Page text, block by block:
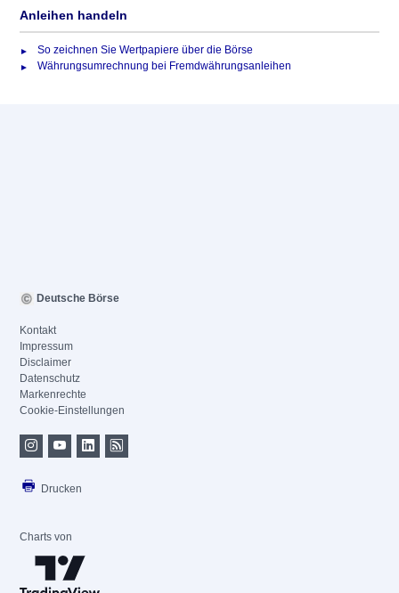
Anleihen handeln
So zeichnen Sie Wertpapiere über die Börse
Währungsumrechnung bei Fremdwährungsanleihen
Deutsche Börse
Kontakt
Impressum
Disclaimer
Datenschutz
Markenrechte
Cookie-Einstellungen
Drucken
Charts von